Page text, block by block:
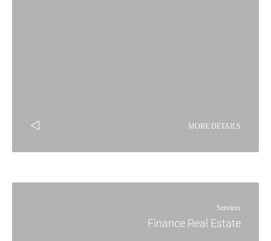
MORE DETAILS
Services
Finance Real Estate